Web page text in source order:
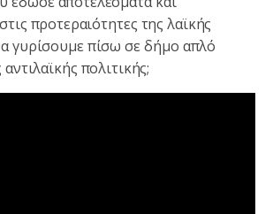
προτεραιότητες της λαϊκής
γυρίσουμε πίσω σε δήμο απλό
πολιτικής;